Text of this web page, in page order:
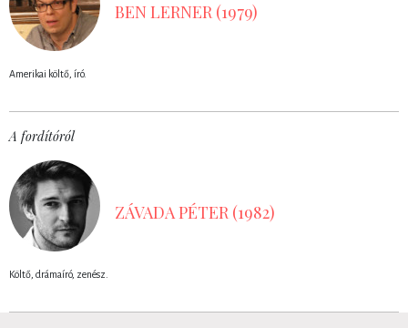
BEN LERNER (1979)
Amerikai költő, író.
A fordítóról
ZÁVADA PÉTER (1982)
Költő, drámaíró, zenész.